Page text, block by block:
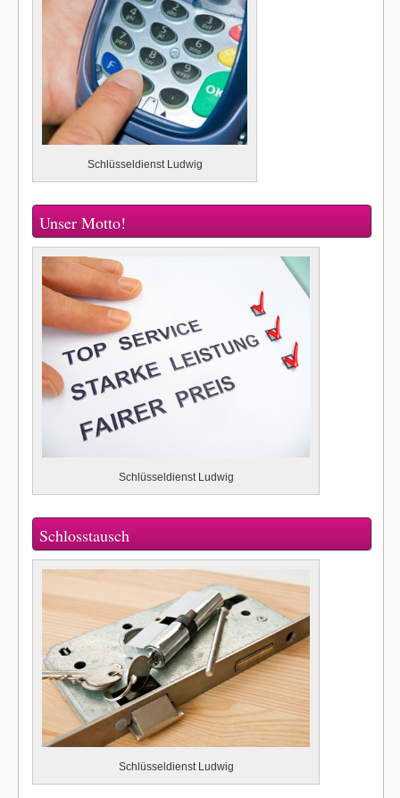
Schlüsseldienst Ludwig
Unser Motto!
Schlüsseldienst Ludwig
Schlosstausch
Schlüsseldienst Ludwig